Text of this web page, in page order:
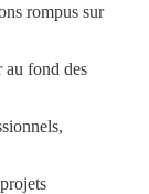
rompus sur
au fond des